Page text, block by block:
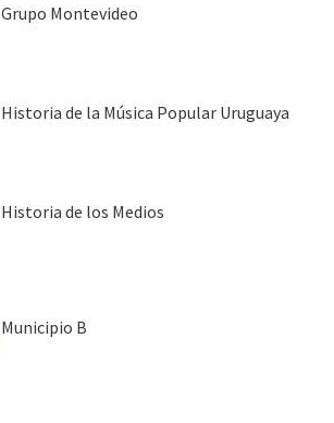
Grupo Montevideo
Historia de la Música Popular Uruguaya
Historia de los Medios
Municipio B